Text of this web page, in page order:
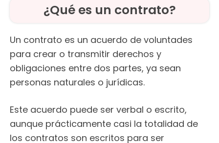
¿Qué es un contrato?
Un contrato es un acuerdo de voluntades
para crear o transmitir derechos y
obligaciones entre dos partes, ya sean
personas naturales o jurídicas.
Este acuerdo puede ser verbal o escrito,
aunque prácticamente casi la totalidad de
los contratos son escritos para ser